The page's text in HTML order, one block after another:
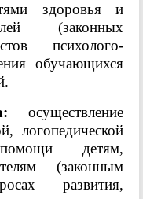
здоровья и
(законных
психолого-
обучающихся
осуществление
логопедической
детям,
(законным
развития,